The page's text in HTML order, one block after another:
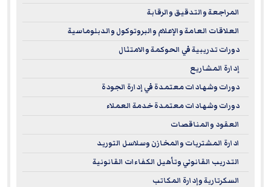
المراجعة والتدقيق والرقابة
العلاقات العامة والإعلام والبروتوكول والدبلوماسية
دورات تدريبية في الحوكمة والامتثال
إدارة المشاريع
دورات وشهادات معتمدة في إدارة الجودة
دورات وشهادات معتمدة خدمة العملاء
العقود والمناقصات
ادارة المشتريات والمخازن وسلاسل التوريد
التدريب القانوني وتأهيل الكفاءات القانونية
السكرتارية وإدارة المكاتب